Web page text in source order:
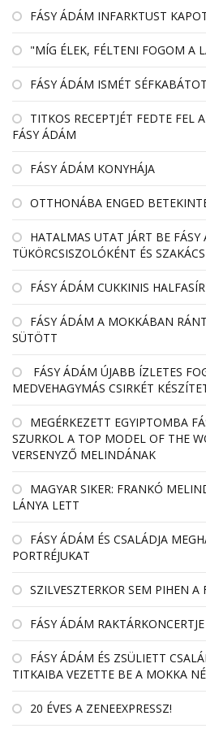
FÁSY ÁDÁM INFARKTUST
"MÍG ÉLEK, FÉLTENI FOGOM A
FÁSY ÁDÁM ISMÉT
TITKOS RECEPTJÉT FEDTE FEL
FÁSY ÁDÁM
FÁSY ÁDÁM KONYHÁJA
OTTHONÁBA ENGED
HATALMAS UTAT JÁRT BE FÁSY
TÜKÖRCSISZOLÓKÉNT ÉS
FÁSY ÁDÁM CUKKINIS
FÁSY ÁDÁM A MOKKÁBAN
SÜTÖTT
FÁSY ÁDÁM ÚJABB ÍZLETES
MEDVEHAGYMÁS CSIRKÉT
MEGÉRKEZETT EGYIPTOMBA
SZURKOL A TOP MODEL OF THE
VERSENYZŐ MELINDÁNAK
MAGYAR SIKER: FRANKÓ
LÁNYA LETT
FÁSY ÁDÁM ÉS CSALÁDJA
PORTRÉJUKAT
SZILVESZTERKOR SEM PIHEN A
FÁSY ÁDÁM RAKTÁRKONCERTJE
FÁSY ÁDÁM ÉS ZSÜLIETT
TITKAIBA VEZETTE BE A MOKKA
20 ÉVES A ZENEEXPRESSZ!